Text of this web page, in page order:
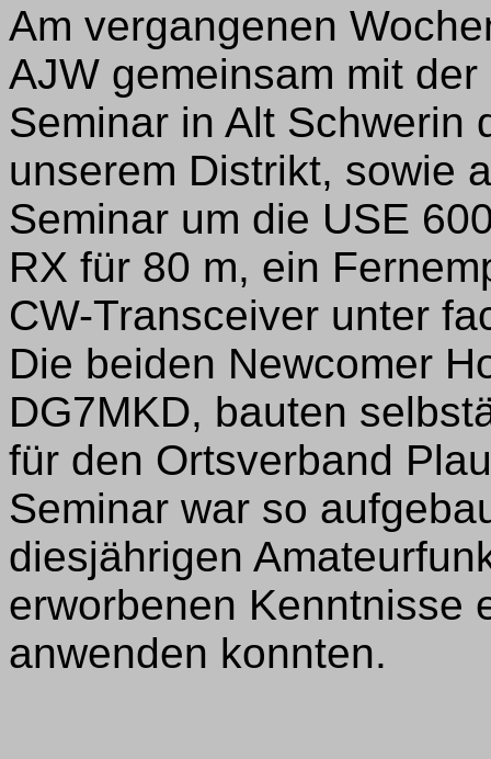
Am vergangenen
AJW gemeinsam mit
Seminar in Alt Schwerin
unserem Distrikt, sowie
Seminar um die USE
RX für 80 m, ein
CW-Transceiver unter
Die beiden Newcomer
DG7MKD, bauten
für den Ortsverband
Seminar war so
diesjährigen
erworbenen Kenntnisse
anwenden konnten.